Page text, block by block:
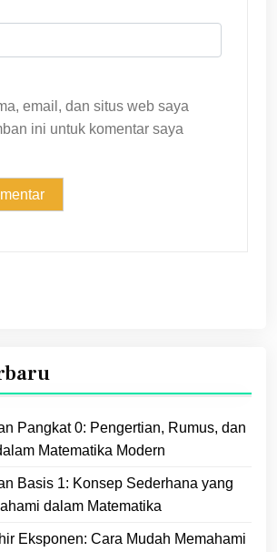
email, dan situs web saya
ini untuk komentar saya
Pangkat 0: Pengertian, Rumus, dan
Matematika Modern
Basis 1: Konsep Sederhana yang
dalam Matematika
Eksponen: Cara Mudah Memahami